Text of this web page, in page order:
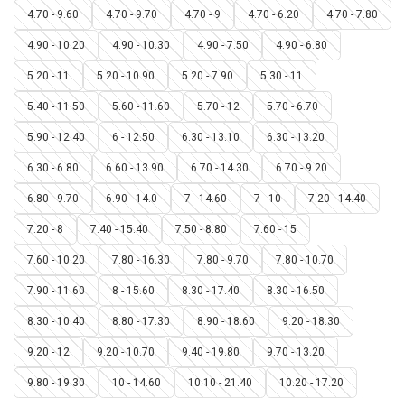
4.70 - 9.60 4.70 - 9.70 4.70 - 9 4.70 - 6.20 4.70 - 7.80
4.90 - 10.20 4.90 - 10.30 4.90 - 7.50 4.90 - 6.80
5.20 - 11 5.20 - 10.90 5.20 - 7.90 5.30 - 11
5.40 - 11.50 5.60 - 11.60 5.70 - 12 5.70 - 6.70
5.90 - 12.40 6 - 12.50 6.30 - 13.10 6.30 - 13.20
6.30 - 6.80 6.60 - 13.90 6.70 - 14.30 6.70 - 9.20
6.80 - 9.70 6.90 - 14.0 7 - 14.60 7 - 10 7.20 - 14.40
7.20 - 8 7.40 - 15.40 7.50 - 8.80 7.60 - 15
7.60 - 10.20 7.80 - 16.30 7.80 - 9.70 7.80 - 10.70
7.90 - 11.60 8 - 15.60 8.30 - 17.40 8.30 - 16.50
8.30 - 10.40 8.80 - 17.30 8.90 - 18.60 9.20 - 18.30
9.20 - 12 9.20 - 10.70 9.40 - 19.80 9.70 - 13.20
9.80 - 19.30 10 - 14.60 10.10 - 21.40 10.20 - 17.20